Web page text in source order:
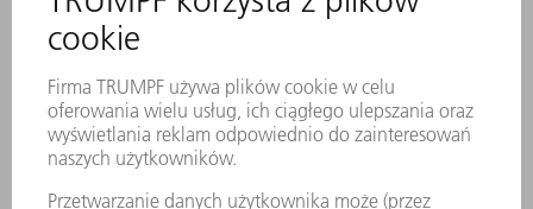
SERWIS ONLINE
KONTAKT
LOKALIZACJE
WYDARZENIA I TERMINY
SUBSKRYPCJA NEWSLETTERA
MYTRUMPF
KARTY BEZPIECZEŃSTWA
PRODUKTY